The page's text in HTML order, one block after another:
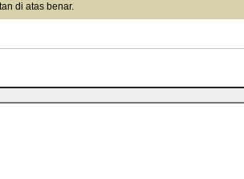
di atas benar.